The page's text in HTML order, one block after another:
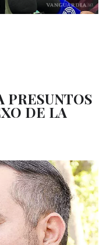
PRESUNTOS
DE LA